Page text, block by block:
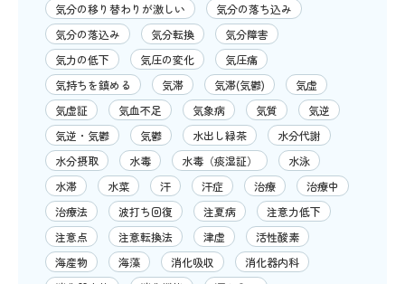
気分の移り替わりが激しい
気分の落ち込み
気分の落込み
気分転換
気分障害
気力の低下
気圧の変化
気圧痛
気持ちを鎮める
気滞 気滞(気鬱)
気虚
気虚証
気血不足 気象病 気質
気逆
気逆・気鬱
気鬱 水出し緑茶
水分代謝
水分摂取
水毒 水毒（痰湿証）
水泳
水滞
水菜 汗 汗症 治療
治療中
治療法
波打ち回復 注夏病
注意力低下
注意点
注意転換法 津虚
活性酸素
海産物
海藻 消化吸収
消化器内科